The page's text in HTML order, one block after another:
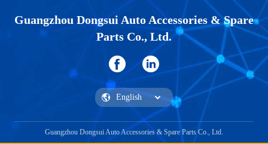
Guangzhou Dongsui Auto Accessories & Spare
Parts Co., Ltd.
Guangzhou Dongsui Auto Accessories & Spare Parts Co., Ltd.